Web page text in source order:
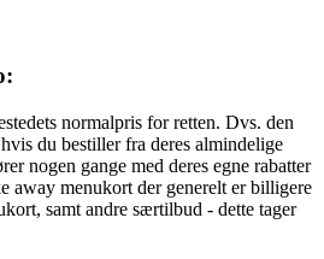
normalpris for retten. Dvs. den
du bestiller fra deres almindelige
nogen gange med deres egne rabatter
away menukort der generelt er billigere
samt andre særtilbud - dette tager